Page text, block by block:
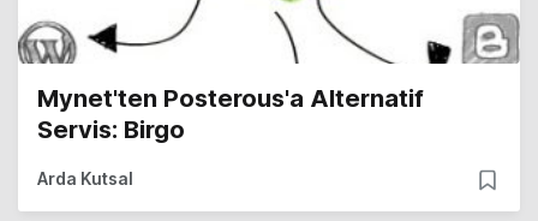
Mynet'ten Posterous'a Alternatif
Servis: Birgo
Arda Kutsal